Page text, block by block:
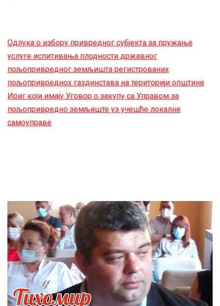
Одлука о избору привредног субјекта за пружање
услуге испитивања плодности државног
пољопривредног земљишта регистрованих
пољопривреднох газдинстава на територији општине
Ириг који имају Уговор о закупу са Управом за
пољопривредно земљиште уз учешће локалне
самоуправе